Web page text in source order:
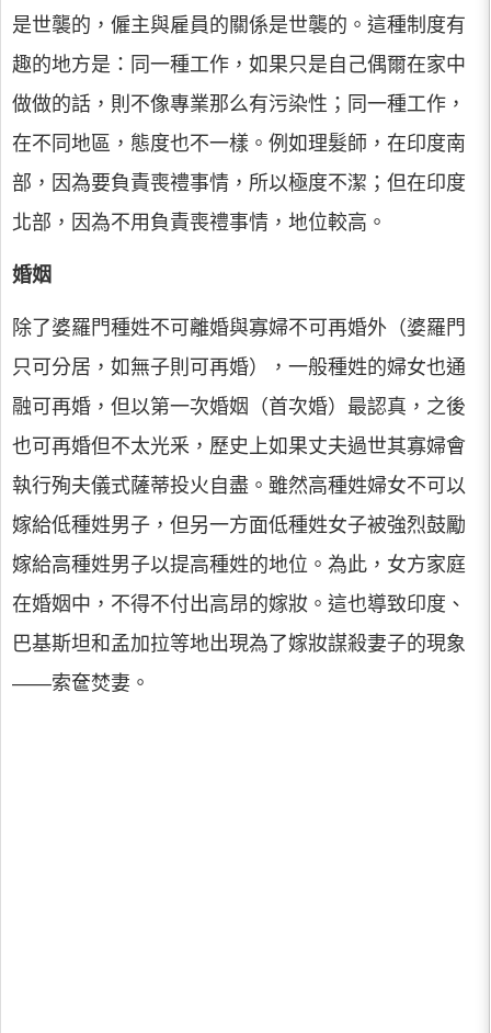
是世襲的，僱主與雇員的關係是世襲的。這種制度有
趣的地方是：同一種工作，如果只是自己偶爾在家中
做做的話，則不像專業那么有污染性；同一種工作，
在不同地區，態度也不一樣。例如理髮師，在印度南
部，因為要負責喪禮事情，所以極度不潔；但在印度
北部，因為不用負責喪禮事情，地位較高。
婚姻
除了婆羅門種姓不可離婚與寡婦不可再婚外（婆羅門
只可分居，如無子則可再婚），一般種姓的婦女也通
融可再婚，但以第一次婚姻（首次婚）最認真，之後
也可再婚但不太光釆，歷史上如果丈夫過世其寡婦會
執行殉夫儀式薩蒂投火自盡。雖然高種姓婦女不可以
嫁給低種姓男子，但另一方面低種姓女子被強烈鼓勵
嫁給高種姓男子以提高種姓的地位。為此，女方家庭
在婚姻中，不得不付出高昂的嫁妝。這也導致印度、
巴基斯坦和孟加拉等地出現為了嫁妝謀殺妻子的現象
——索奩焚妻。